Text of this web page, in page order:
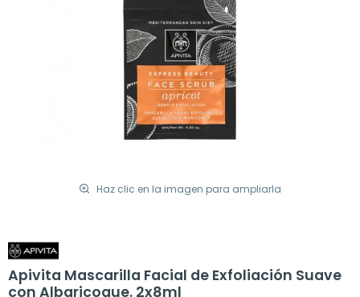
Haz clic en la imagen para ampliarla
Apivita Mascarilla Facial de Exfoliación Suave
con Albaricoque. 2x8ml